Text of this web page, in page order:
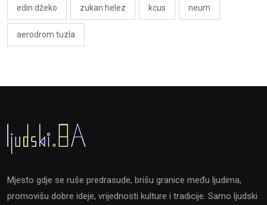
edin džeko zukan helez kcus neum
aerodrom tuzla
Mjesto gdje se ruše predrasude, brišu granice među ljudima,
promovišu dobre ideje, vrijednosti kulture i tradicije. Samo ljudski